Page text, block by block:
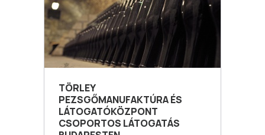
TÖRLEY
PEZSGŐMANUFAKTÚRA ÉS
LÁTOGATÓKÖZPONT
CSOPORTOS LÁTOGATÁS